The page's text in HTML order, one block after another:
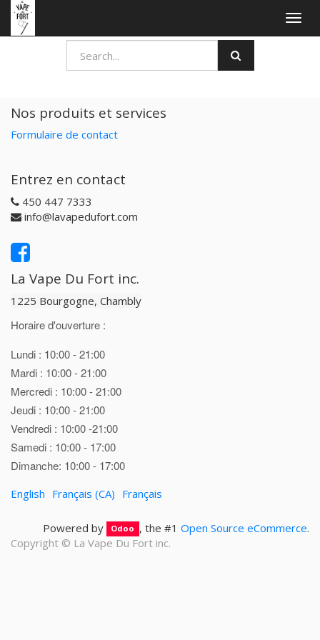
Nos produits et services
Formulaire de contact
Entrez en contact
450 447 7333
info@lavapedufort.com
La Vape Du Fort inc.
1225 Bourgogne, Chambly
Horaire d'ouverture :
Lundi : 10:00 - 21:00
Mardi : 10:00 - 21:00
Mercredi : 10:00 - 21:00
Jeudi : 10:00 - 21:00
Vendredi : 10:00 -21:00
Samedi : 10:00 - 17:00
Dimanche: 10:00 - 17:00
English Français (CA) Français
Powered by Odoo , the #1 Open Source eCommerce.
Copyright © La Vape Du Fort inc.